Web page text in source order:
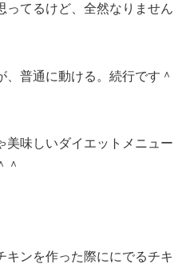
ってるけど、全然なりません
普通に動ける。続行です＾
美味しいダイエットメニュー
＾
キンを作った際ににでるチキ